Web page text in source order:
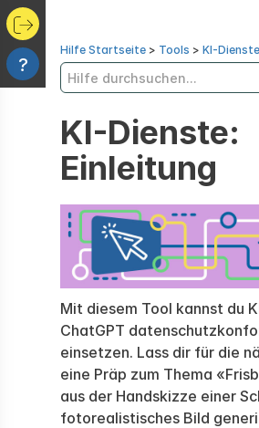
?
Hilfe Startseite > Tools > KI-Dienste
KI-Dienste:
Einleitung
Mit diesem Tool kannst du
ChatGPT
einsetzen. Lass dir für die
eine Präp zum Thema
aus der Handskizze einer
fotorealistisches Bild